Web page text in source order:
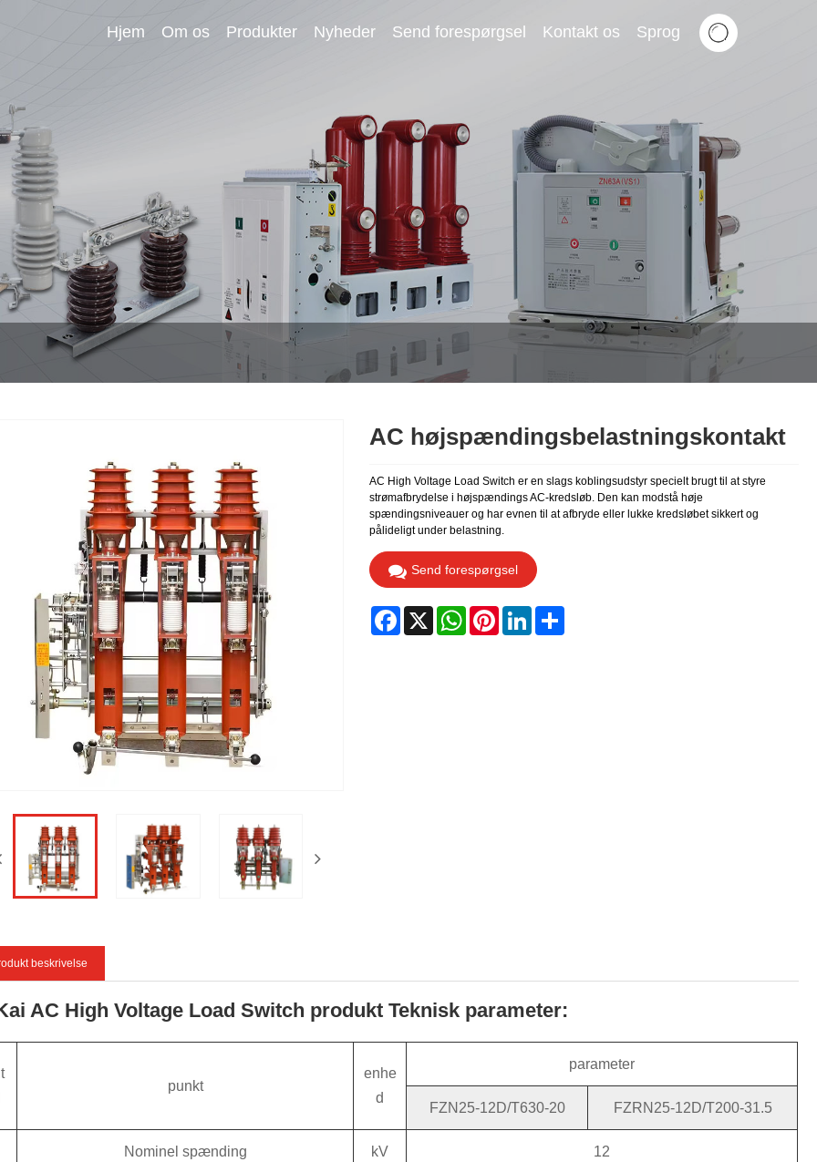
Hjem Om os Produkter Nyheder Send forespørgsel Kontakt os Sprog
AC højspændingsbelastningskontakt
AC High Voltage Load Switch er en slags koblingsudstyr specielt brugt til at styre
strømafbrydelse i højspændings AC-kredsløb. Den kan modstå høje
spændingsniveauer og har evnen til at afbryde eller lukke kredsløbet sikkert og
pålideligt under belastning.
Send forespørgsel
Facebook WhatsAppPinterestLinkedIn
beskrivelse
AC High Voltage Load Switch produkt Teknisk parameter:
punkt
enhe
d
parameter
FZN25-12D/T630-20 FZRN25-12D/T200-31.5
Nominel spænding kV 12